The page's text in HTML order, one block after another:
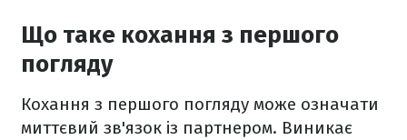
Що таке кохання з першого
погляду
Кохання з першого погляду може означати
миттєвий зв'язок із партнером. Виникає